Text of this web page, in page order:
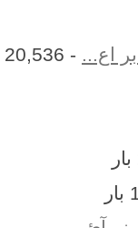
اع...
- 20,536